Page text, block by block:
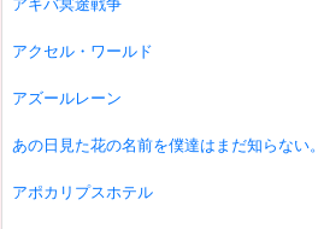
アキバ冥途戦争
アクセル・ワールド
アズールレーン
あの日見た花の名前を僕達はまだ知らない。
アポカリプスホテル